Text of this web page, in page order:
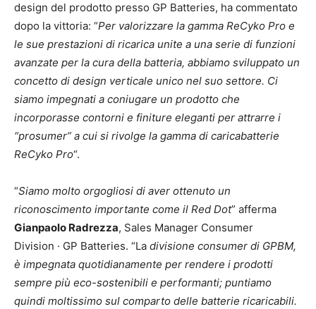
design del prodotto presso GP Batteries, ha commentato
dopo la vittoria: “Per valorizzare la gamma ReCyko Pro e
le sue prestazioni di ricarica unite a una serie di funzioni
avanzate per la cura della batteria, abbiamo sviluppato un
concetto di design verticale unico nel suo settore. Ci
siamo impegnati a coniugare un prodotto che
incorporasse contorni e finiture eleganti per attrarre i
“prosumer” a cui si rivolge la gamma di caricabatterie
ReCyko Pro“.
“Siamo molto orgogliosi di aver ottenuto un
riconoscimento importante come il Red Dot” afferma
Gianpaolo Radrezza, Sales Manager Consumer
Division · GP Batteries. “La divisione consumer di GPBM,
è impegnata quotidianamente per rendere i prodotti
sempre più eco-sostenibili e performanti; puntiamo
quindi moltissimo sul comparto delle batterie ricaricabili.